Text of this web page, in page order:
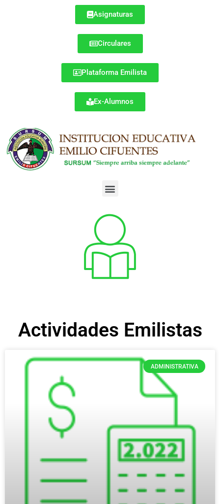
Asignaturas
Circulares
Plataforma Emilista
Ex-Alumnos
Actividades Emilistas
ADMINISTRATIVA